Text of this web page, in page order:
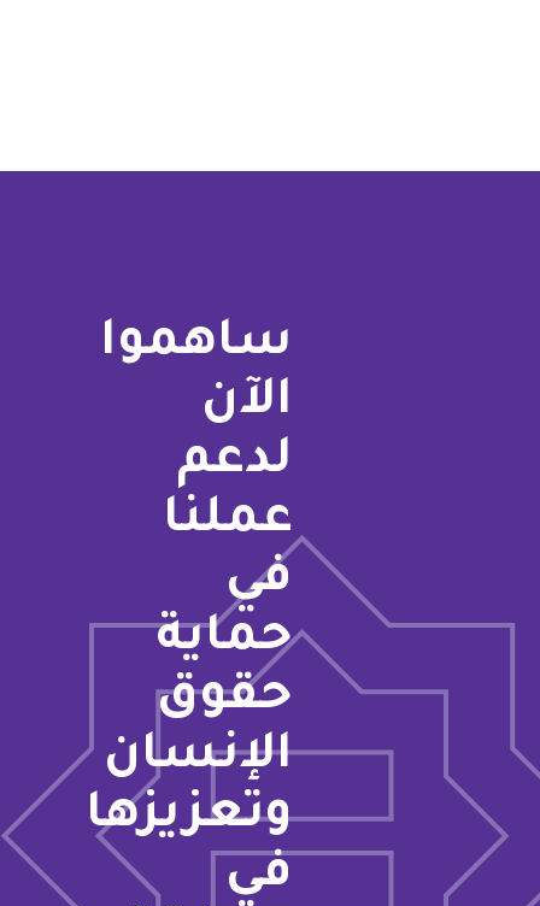
ساهموا
الآن
لدعم
عملنا
في
حماية
حقوق
الإنسان
وتعزيزها
في